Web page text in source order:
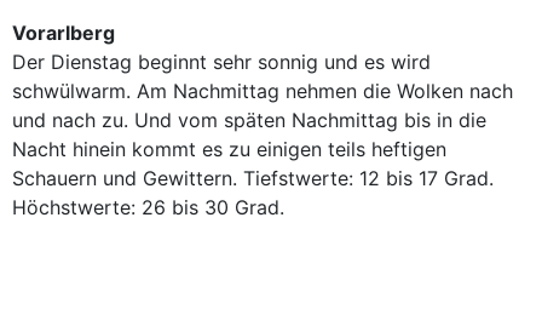
Vorarlberg
Der Dienstag beginnt sehr sonnig und es wird
schwülwarm. Am Nachmittag nehmen die Wolken nach
und nach zu. Und vom späten Nachmittag bis in die
Nacht hinein kommt es zu einigen teils heftigen
Schauern und Gewittern. Tiefstwerte: 12 bis 17 Grad.
Höchstwerte: 26 bis 30 Grad.